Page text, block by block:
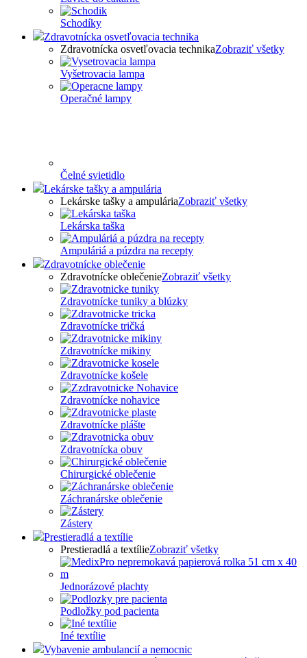
Schodíky
Zdravotnícka osvetľovacia technika
Zdravotnícka osvetľovacia technikaZobraziť všetky
Vyšetrovacia lampa
Operačné lampy
Čelné svietidlo
Lekárske tašky a ampulária
Lekárske tašky a ampuláriaZobraziť všetky
Lekárska taška
Ampuláriá a púzdra na recepty
Zdravotnícke oblečenie
Zdravotnícke oblečenieZobraziť všetky
Zdravotnícke tuniky a blúzky
Zdravotnícke tričká
Zdravotnícke mikiny
Zdravotnícke košele
Zdravotnícke nohavice
Zdravotnícke plášte
Zdravotnícka obuv
Chirurgické oblečenie
Záchranárske oblečenie
Zástery
Prestieradlá a textílie
Prestieradlá a textílieZobraziť všetky
Jednorázové plachty
Podložky pod pacienta
Iné textílie
Vybavenie ambulancií a nemocnic